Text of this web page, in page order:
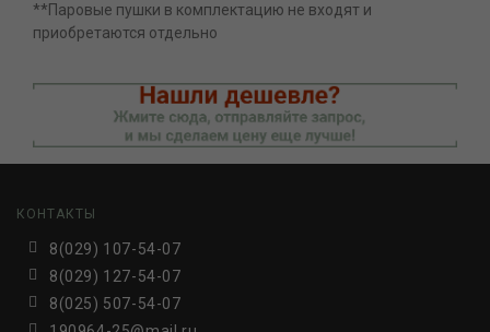
**Паровые пушки в комплектацию не входят и
приобретаются отдельно
КОНТАКТЫ
8(029) 107-54-07
8(029) 127-54-07
8(025) 507-54-07